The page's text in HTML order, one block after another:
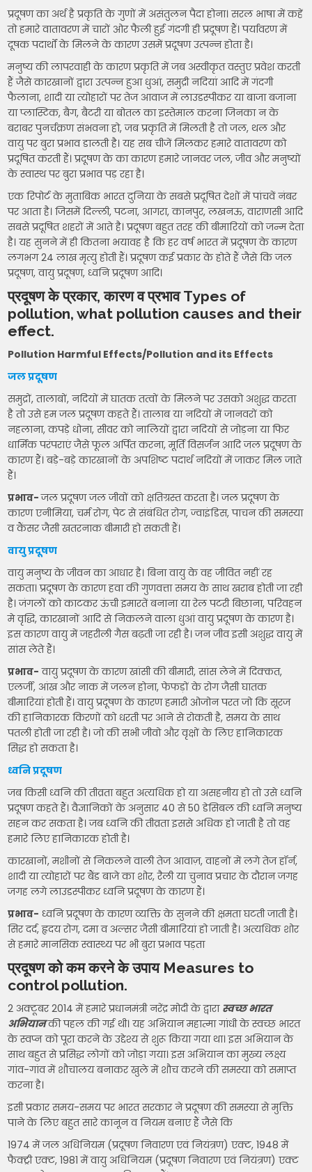
प्रदूषण का अर्थ है प्रकृति के गुणों में असंतुलन पैदा होना। सरल भाषा में कहें
तो हमारे वातावरण में चारों ओर फैली हुई गंदगी ही प्रदूषण हैं। पर्यावरण में
दूषक पदार्थों के मिलने के कारण उसमें प्रदूषण उत्पन्न होता है।
मनुष्य की लापरवाही के कारण प्रकृति में जब अस्वीकृत वस्तुए प्रवेश करती
हैं जैसे कारखानों द्वारा उत्पन्न हुआ धुआं, समुद्री नदियां आदि में गंदगी
फैलाना, शादी या त्योहारों पर तेज आवाज में लाउडस्पीकर या बाजा बजाना
या प्लास्टिक, बैग, बैटरी या बोतल का इस्तेमाल करना जिनका न के
बराबर पुनर्चक्रण संभवना हो, जब प्रकृति में मिलती है तो जल, थल और
वायु पर बुरा प्रभाव डालती है। यह सब चीजें मिलकर हमारे वातावरण को
प्रदूषित करती हैं। प्रदूषण के का कारण हमारे जानवर जल, जीव और मनुष्यों
के स्वास्थ पर बुरा प्रभाव पड़ रहा है।
एक रिपोर्ट के मुताबिक भारत दुनिया के सबसे प्रदूषित देशों में पांचवें नंबर
पर आता है। जिसमें दिल्ली, पटना, आगरा, कानपुर, लखनऊ, वाराणसी आदि
सबसे प्रदूषित शहरों में आते है। प्रदूषण बहुत तरह की बीमारियों को जन्म देता
है। यह सुनने में ही कितना भयावह है कि हर वर्ष भारत में प्रदूषण के कारण
लगभग 24 लाख मृत्यु होती हैं। प्रदूषण कई प्रकार के होते हैं जैसे कि जल
प्रदूषण, वायु प्रदूषण, ध्वनि प्रदूषण आदि।
प्रदूषण के प्रकार, कारण व प्रभाव Types of
pollution, what pollution causes and their
effect.
Pollution Harmful Effects/Pollution and its Effects
जल प्रदूषण
समुद्रों, तालाबों, नदियों में घातक तत्वों के मिलने पर उसको अशुद्ध करता
है तो उसे हम जल प्रदूषण कहते हैं। तालाब या नदियों में जानवरों को
नहलाना, कपड़े धोना, सीवर को नालियों द्वारा नदियों से जोड़ना या फिर
धार्मिक परंपराएं जैसे फूल अर्पित करना, मूर्ति विसर्जन आदि जल प्रदूषण के
कारण हैं। बड़े-बड़े कारखानों के अपशिष्ट पदार्थ नदियों में जाकर मिल जाते
हैं।
प्रभाव-जल प्रदूषण जल जीवों को क्षतिग्रस्त करता है। जल प्रदूषण के
कारण एनीमिया, चर्म रोग, पेट से संबंधित रोग, ज्वाइंडिस, पाचन की समस्या
व कैंसर जैसी खतरनाक बीमारी हो सकती हैं।
वायु प्रदूषण
वायु मनुष्य के जीवन का आधार है। बिना वायु के वह जीवित नहीं रह
सकता। प्रदूषण के कारण हवा की गुणवत्ता समय के साथ खराब होती जा रही
है। जंगलों को काटकर ऊंची इमारतें बनाना या रेल पटरी बिछाना, परिवहन
मे वृद्धि, कारखानों आदि से निकलने वाला धुआं वायु प्रदूषण के कारण है।
इस कारण वायु में जहरीली गैस बढ़ती जा रही है। जन जीव इसी अशुद्ध वायु में
सांस लेते हैं।
प्रभाव- वायु प्रदूषण के कारण खांसी की बीमारी, सांस लेने में दिक्कत,
एलर्जी, आंख और नाक में जलन होना, फेफड़ों के रोग जैसी घातक
बीमारियां होती हैं। वायु प्रदूषण के कारण हमारी ओजोन परत जो कि सूरज
की हानिकारक किरणों को धरती पर आने से रोकती है, समय के साथ
पतली होती जा रही है। जो की सभी जीवो और वृक्षों के लिए हानिकारक
सिद्ध हो सकता है।
ध्वनि प्रदूषण
जब किसी ध्वनि की तीव्रता बहुत अत्यधिक हो या असहनीय हो तो उसे ध्वनि
प्रदूषण कहते हैं। वैज्ञानिकों के अनुसार 40 से 50 डेसिबल की ध्वनि मनुष्य
सहन कर सकता है। जब ध्वनि की तीव्रता इससे अधिक हो जाती है तो वह
हमारे लिए हानिकारक होती है।
कारखानों, मशीनों से निकलने वाली तेज आवाज़, वाहनों में लगे तेज हॉर्न,
शादी या त्योहारों पर बैंड बाजे का शोर, रैली या चुनाव प्रचार के दौरान जगह
जगह लगे लाउडस्पीकर ध्वनि प्रदूषण के कारण हैं।
प्रभाव- ध्वनि प्रदूषण के कारण व्यक्ति के सुनने की क्षमता घटती जाती है।
सिर दर्द, हृदय रोग, दमा व अल्सर जैसी बीमारियां हो जाती है। अत्यधिक शोर
से हमारे मानसिक स्वास्थ्य पर भी बुरा प्रभाव पड़ता
प्रदूषण को कम करने के उपाय Measures to
control pollution.
2 अक्टूबर 2014 में हमारे प्रधानमंत्री नरेंद्र मोदी के द्वारा स्वच्छ भारत
अभियानकी पहल की गई थी। यह अभियान महात्मा गांधी के स्वच्छ भारत
के स्वप्न को पूरा करने के उद्देश्य से शुरू किया गया था। इस अभियान के
साथ बहुत से प्रसिद्ध लोगों को जोड़ा गया। इस अभियान का मुख्य लक्ष्य
गांव-गांव में शौचालय बनाकर खुले में शौच करने की समस्या को समाप्त
करना है।
इसी प्रकार समय-समय पर भारत सरकार ने प्रदूषण की समस्या से मुक्ति
पाने के लिए बहुत सारे कानून व नियम बनाए हैं जैसे कि
1974 में जल अधिनियम (प्रदूषण निवारण एवं नियंत्रण) एक्ट, 1948 में
फैक्ट्री एक्ट, 1981 में वायु अधिनियम (प्रदूषण निवारण एवं नियंत्रण) एक्ट